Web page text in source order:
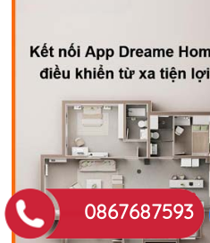
0867687593